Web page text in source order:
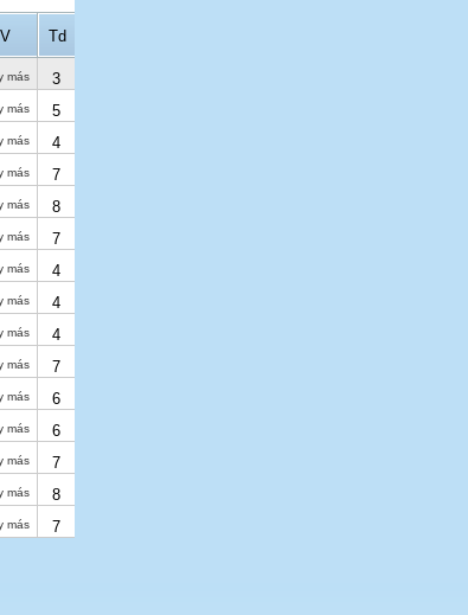
Td
más
3
más
5
más
4
más
7
más
8
más
7
más
4
más
4
más
4
más
7
más
6
más
6
más
7
más
8
más 7